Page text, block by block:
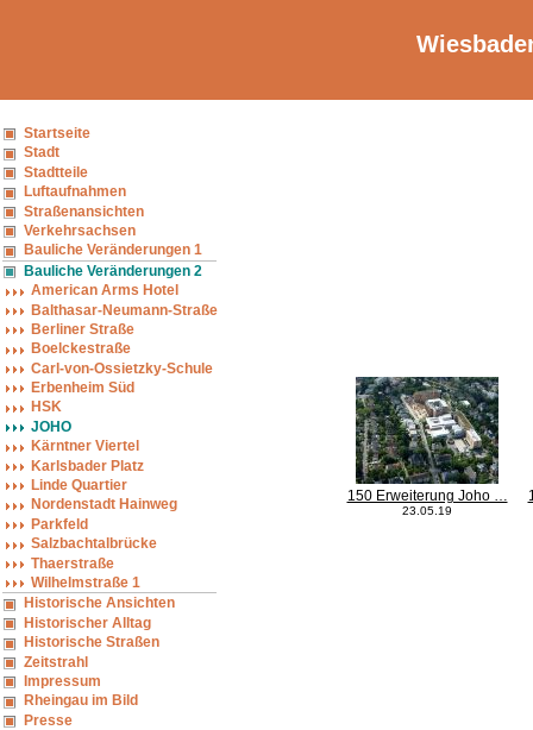
Startseite
Stadt
Stadtteile
Luftaufnahmen
Straßenansichten
Verkehrsachsen
Bauliche Veränderungen 1
Bauliche Veränderungen 2
American Arms Hotel
Balthasar-Neumann-Straße
Berliner Straße
Boelckestraße
Carl-von-Ossietzky-Schule
Erbenheim Süd
HSK
JOHO
Kärntner Viertel
Karlsbader Platz
Linde Quartier
Nordenstadt Hainweg
Parkfeld
Salzbachtalbrücke
Thaerstraße
Wilhelmstraße 1
Historische Ansichten
Historischer Alltag
Historische Straßen
Zeitstrahl
Impressum
Rheingau im Bild
Presse
150 Erweiterung Joho …
23.05.19